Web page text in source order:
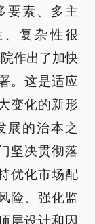
要素、多主
复杂性很
作出了加快
。这是适应
变化的新形
展的治本之
坚决贯彻落
优化市场配
险、强化监
层设计和因